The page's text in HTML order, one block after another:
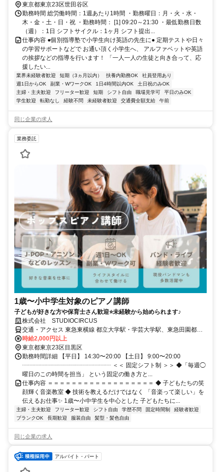
約9分
東京都東京23区世田谷区
勤務時間 総労働時間：1週あたり1時間 ・勤務曜日：月・火・水・
木・金・土・日・祝 ・勤務時間： [1] 09:20～21:30 ・最低勤務日数
（週）：1日 シフトサイクル：1ヶ月 シフト提出...
仕事内容 ●個別指導塾で小学生向け英語の先生に● 定期テストや日々
の学習サポートなどで お通い頂く小学生へ、 アルファベットや英語
の挨拶などの指導を行います！ 「一人一人の生徒と向き合って、応
援したい...
業界未経験者歓迎 短期（3ヵ月以内） 扶養内勤務OK
社員登用あり
週1日からOK
副業・WワークOK 1日4時間以内OK
土日祝のみOK
主婦・主夫歓迎
フリーター歓迎 短期 シフト自由 職場見学可
平日のみOK
学生歓迎
転勤なし 経験不問 未経験者歓迎 交通費全額支給 午前
同じ企業の求人
業務委託
1歳〜小中学生対象のピアノ講師
子どもが好きな方や保育士さん歓迎⭐未経験から始められます♪
株式会社 STUDIOCIRCUS
交通・アクセス 東急東横線 都立大学駅・学芸大学駅、東急田園都市
線 駒沢大学駅より徒歩20分
時給2,000円以上
東京都東京23区目黒区
勤務時間詳細 【平日】 14:30〜20:00 【土日】 9:00〜20:00
┈┈┈┈┈┈┈┈┈┈┈┈┈┈┈ ＜＜ 固定シフト制 ＞＞ ◆「毎週◯
曜日のこの時間を担当」 という固定の働き方と...
仕事内容 ＝＝＝＝＝＝＝＝＝＝＝＝＝＝＝＝＝＝ ◆ 子どもたちの笑
顔輝く音楽教室 ◆ 技術を教えるだけではなく 「音楽って楽しい」を
伝えるお仕事✨ 1歳〜小中学生を中心とした 子どもたちに...
主婦・主夫歓迎 フリーター歓迎 シフト自由 学歴不問 固定時間制
経験者歓迎
ブランクOK
長期歓迎 服装自由 髪型・髪色自由
同じ企業の求人
アルバイト・パート